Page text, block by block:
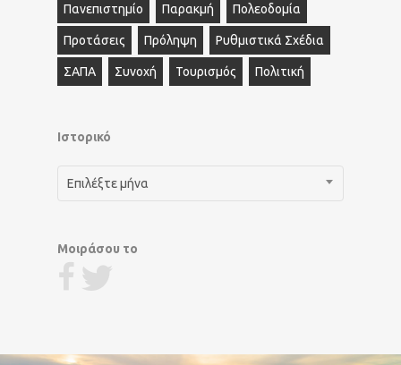
Πανεπιστημίο Παρακμή Πολεοδομία
Προτάσεις Πρόληψη Ρυθμιστικά Σχέδια
ΣΑΠΑ Συνοχή Τουρισμός Πολιτική
Ιστορικό
Επιλέξτε μήνα
Μοιράσου το